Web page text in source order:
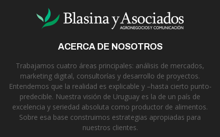
ACERCA DE NOSOTROS
Trabajamos cuatro áreas principales: análisis de mercados,
marketing digital, consultorías y desarrollo de proyectos.
Entendemos que la realidad es explicable y –hasta cierto punto-
predecible. Nuestra visión de Uruguay es la de un país de
excelencia y seriedad absoluta como productor de alimentos.
Sobre esa base construimos estrategias apropiadas para
nuestros clientes.